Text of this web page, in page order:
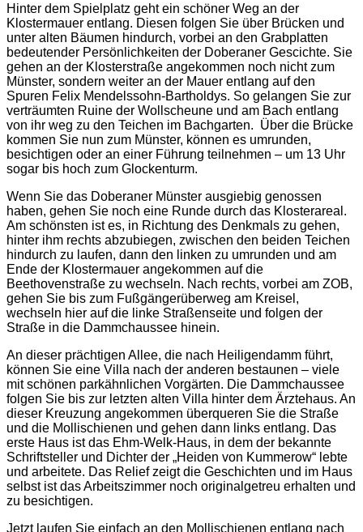
Hinter dem Spielplatz geht ein schöner Weg an der
Klostermauer entlang. Diesen folgen Sie über Brücken und
unter alten Bäumen hindurch, vorbei an den Grabplatten
bedeutender Persönlichkeiten der Doberaner Gescichte. Sie
gehen an der Klosterstraße angekommen noch nicht zum
Münster, sondern weiter an der Mauer entlang auf den
Spuren Felix Mendelssohn-Bartholdys. So gelangen Sie zur
verträumten Ruine der Wollscheune und am Bach entlang
von ihr weg zu den Teichen im Bachgarten. Über die Brücke
kommen Sie nun zum Münster, können es umrunden,
besichtigen oder an einer Führung teilnehmen – um 13 Uhr
sogar bis hoch zum Glockenturm.
Wenn Sie das Doberaner Münster ausgiebig genossen
haben, gehen Sie noch eine Runde durch das Klosterareal.
Am schönsten ist es, in Richtung des Denkmals zu gehen,
hinter ihm rechts abzubiegen, zwischen den beiden Teichen
hindurch zu laufen, dann den linken zu umrunden und am
Ende der Klostermauer angekommen auf die
Beethovenstraße zu wechseln. Nach rechts, vorbei am ZOB,
gehen Sie bis zum Fußgängerüberweg am Kreisel,
wechseln hier auf die linke Straßenseite und folgen der
Straße in die Dammchaussee hinein.
An dieser prächtigen Allee, die nach Heiligendamm führt,
können Sie eine Villa nach der anderen bestaunen – viele
mit schönen parkähnlichen Vorgärten. Die Dammchaussee
folgen Sie bis zur letzten alten Villa hinter dem Ärztehaus. An
dieser Kreuzung angekommen überqueren Sie die Straße
und die Mollischienen und gehen dann links entlang. Das
erste Haus ist das Ehm-Welk-Haus, in dem der bekannte
Schriftsteller und Dichter der „Heiden von Kummerow“ lebte
und arbeitete. Das Relief zeigt die Geschichten und im Haus
selbst ist das Arbeitszimmer noch originalgetreu erhalten und
zu besichtigen.
Jetzt laufen Sie einfach an den Mollischienen entlang nach